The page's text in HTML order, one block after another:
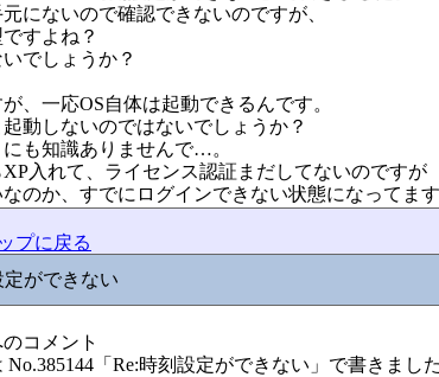
にないので確認できないのですが、
すよね？
でしょうか？
、一応OS自体は起動できるんです。
動しないのではないでしょうか？
も知識ありませんで…。
入れて、ライセンス認証まだしてないのですが
なのか、すでにログインできない状態になってま
プに戻る
定ができない
コメント
「Re:時刻設定ができない」で書きました